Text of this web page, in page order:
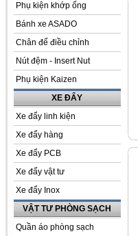
Phụ kiện khớp ống
Bánh xe ASADO
Chân đế điều chỉnh
Nút đệm - Insert Nut
Phụ kiện Kaizen
XE ĐẨY
Xe đẩy linh kiện
Xe đẩy hàng
Xe đẩy PCB
Xe đẩy vật tư
Xe đẩy Inox
VẬT TƯ PHÒNG SẠCH
Quần áo phòng sạch